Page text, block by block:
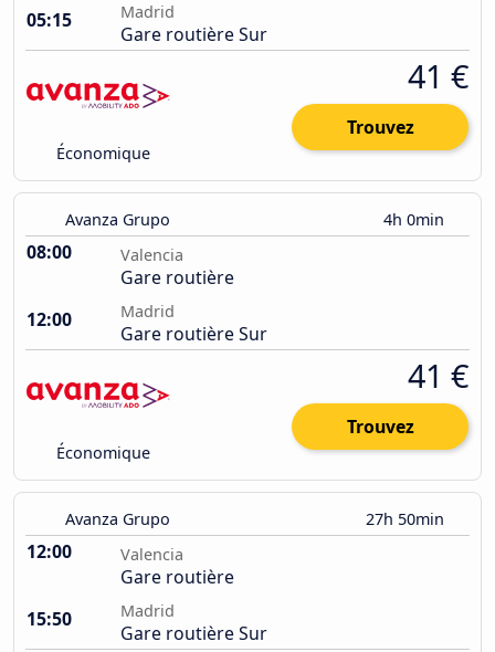
05:15
Madrid
Gare routière Sur
Économique
41 €
Trouvez
Avanza Grupo 4h 0min
08:00 Valencia
Gare routière
12:00
Madrid
Gare routière Sur
Économique
41 €
Trouvez
Avanza Grupo 27h 50min
12:00 Valencia
Gare routière
15:50
Madrid
Gare routière Sur